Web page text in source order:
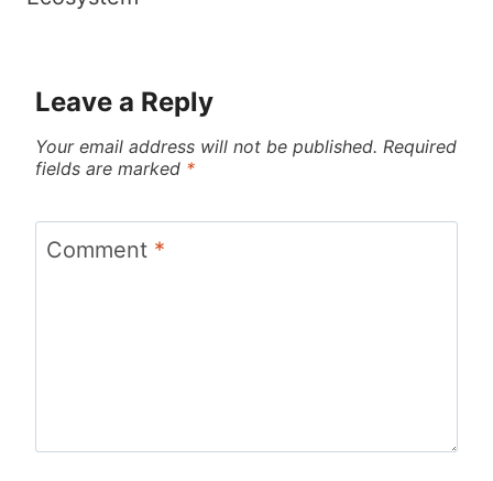
Leave a Reply
Your email address will not be published. Required
fields are marked *
Comment *